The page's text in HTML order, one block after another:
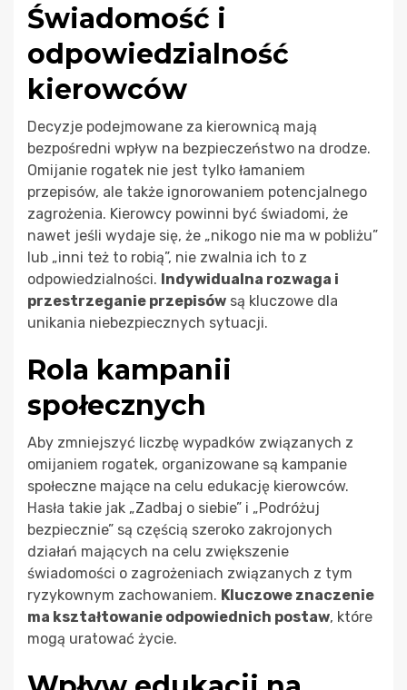
Świadomość i
odpowiedzialność
kierowców
Decyzje podejmowane za kierownicą mają
bezpośredni wpływ na bezpieczeństwo na drodze.
Omijanie rogatek nie jest tylko łamaniem
przepisów, ale także ignorowaniem potencjalnego
zagrożenia. Kierowcy powinni być świadomi, że
nawet jeśli wydaje się, że „nikogo nie ma w pobliżu”
lub „inni też to robią”, nie zwalnia ich to z
odpowiedzialności. Indywidualna rozwaga i
przestrzeganie przepisów są kluczowe dla
unikania niebezpiecznych sytuacji.
Rola kampanii
społecznych
Aby zmniejszyć liczbę wypadków związanych z
omijaniem rogatek, organizowane są kampanie
społeczne mające na celu edukację kierowców.
Hasła takie jak „Zadbaj o siebie” i „Podróżuj
bezpiecznie” są częścią szeroko zakrojonych
działań mających na celu zwiększenie
świadomości o zagrożeniach związanych z tym
ryzykownym zachowaniem. Kluczowe znaczenie
ma kształtowanie odpowiednich postaw, które
mogą uratować życie.